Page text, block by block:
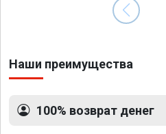
Наши преимущества
100% возврат денег